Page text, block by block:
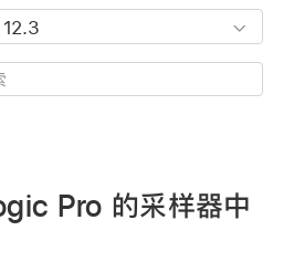
Pro 的采样器中